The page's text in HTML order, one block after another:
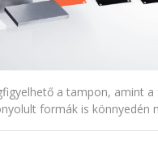
a tampon, amint
formák is könnyedén